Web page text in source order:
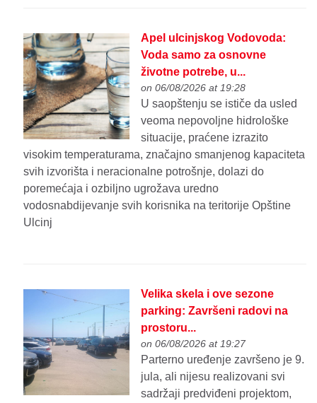
Apel ulcinjskog Vodovoda:
Voda samo za osnovne
životne potrebe, u...
on 06/08/2026 at 19:28
U saopštenju se ističe da usled
veoma nepovoljne hidrološke
situacije, praćene izrazito
visokim temperaturama, značajno smanjenog kapaciteta
svih izvorišta i neracionalne potrošnje, dolazi do
poremećaja i ozbiljno ugrožava uredno
vodosnabdijevanje svih korisnika na teritorije Opštine
Ulcinj
Velika skela i ove sezone
parking: Završeni radovi na
prostoru...
on 06/08/2026 at 19:27
Parterno uređenje završeno je 9.
jula, ali nijesu realizovani svi
sadržaji predviđeni projektom,